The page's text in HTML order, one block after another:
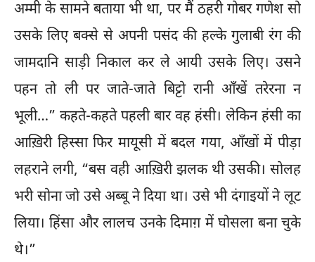
अम्मी के सामने बताया भी था, पर मैं ठहरी गोबर गणेश सो
उसके लिए बक्से से अपनी पसंद की हल्के गुलाबी रंग की
जामदानि साड़ी निकाल कर ले आयी उसके लिए। उसने
पहन तो ली पर जाते-जाते बिट्टो रानी आँखें तरेरना न
भूली…” कहते-कहते पहली बार वह हंसी। लेकिन हंसी का
आख़िरी हिस्सा फिर मायूसी में बदल गया, आँखों में पीड़ा
लहराने लगी, “बस वही आख़िरी झलक थी उसकी। सोलह
भरी सोना जो उसे अब्बू ने दिया था। उसे भी दंगाइयों ने लूट
लिया। हिंसा और लालच उनके दिमाग़ में घोसला बना चुके
थे।”